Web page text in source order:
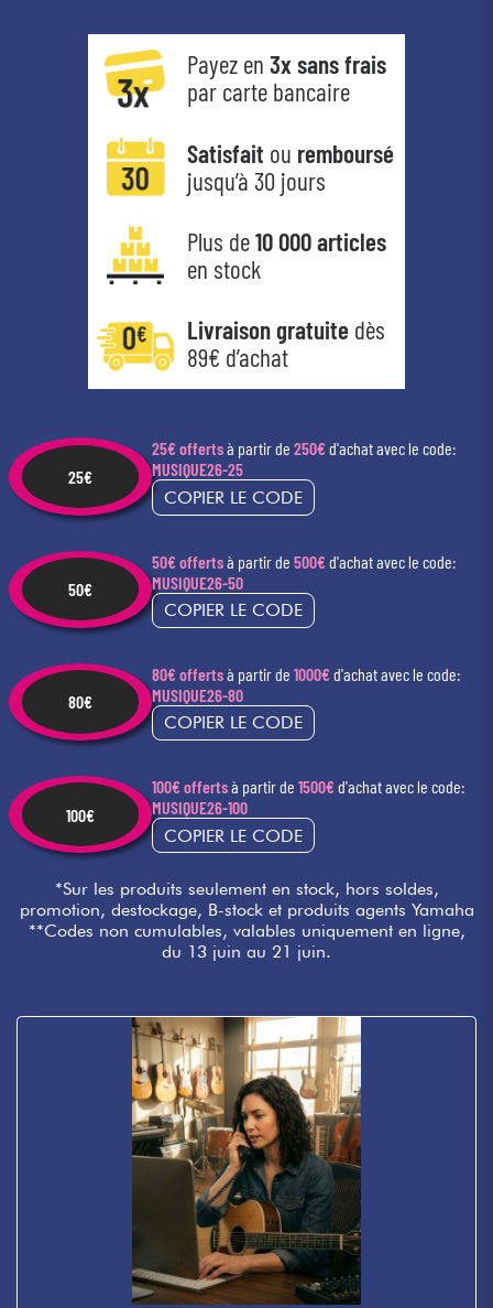
Payez en3x sans frais
par carte bancaire
Satisfait ou remboursé
jusqu’à 30 jours
Plus de10 000 articles
en stock
Livraison gratuite dès
89€ d’achat
25€
25€ offertsà partir de 250€d'achatavec le code:
MUSIQUE26-25
COPIER LE CODE
50€
50€ offertsà partir de 500€d'achatavec le code:
MUSIQUE26-50
COPIER LE CODE
80€
80€ offertsà partir de 1000€d'achatavec le code:
MUSIQUE26-80
COPIER LE CODE
100€
100€ offertsà partir de 1500€d'achatavec le code:
MUSIQUE26-100
COPIER LE CODE
*Sur les produits seulement en stock, hors soldes,
promotion, destockage, B-stock et produits agents Yamaha
**Codes non cumulables, valables uniquement en ligne,
du 13 juin au 21 juin.